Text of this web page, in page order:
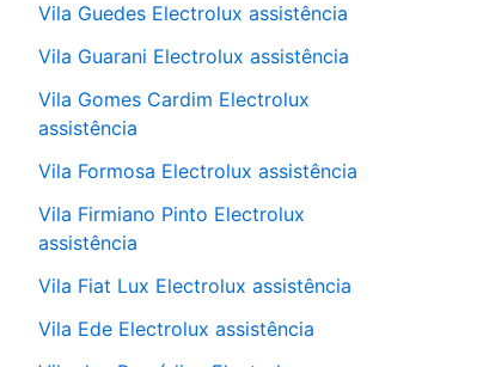
Vila Guedes Electrolux assistência
Vila Guarani Electrolux assistência
Vila Gomes Cardim Electrolux
assistência
Vila Formosa Electrolux assistência
Vila Firmiano Pinto Electrolux
assistência
Vila Fiat Lux Electrolux assistência
Vila Ede Electrolux assistência